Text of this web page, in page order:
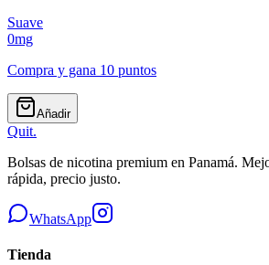
Suave
0mg
Compra y gana 10 puntos
Añadir
Quit.
Bolsas de nicotina premium en Panamá.
rápida, precio justo.
WhatsApp
Tienda